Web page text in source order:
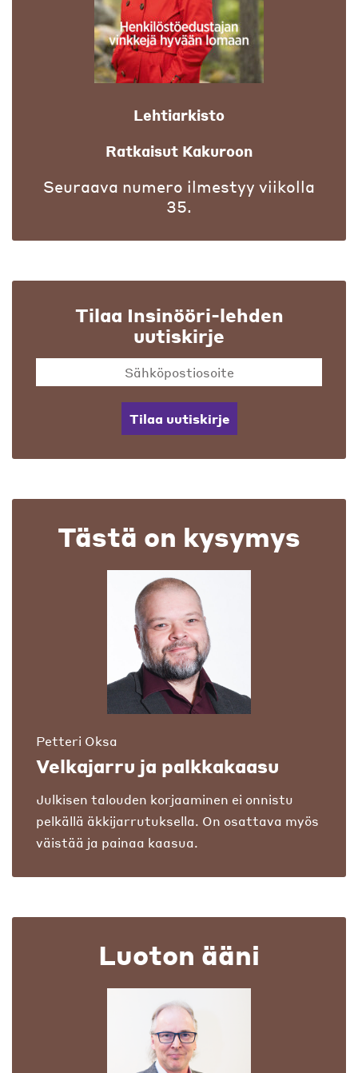
Lehtiarkisto
Ratkaisut Kakuroon
Seuraava numero ilmestyy viikolla
35.
Tilaa Insinööri-lehden
uutiskirje
Tilaa uutiskirje
Tästä on kysymys
Petteri Oksa
Velkajarru ja palkkakaasu
Julkisen talouden korjaaminen ei onnistu
pelkällä äkkijarrutuksella. On osattava myös
väistää ja painaa kaasua.
Luoton ääni